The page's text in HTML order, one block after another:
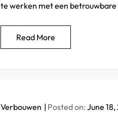
te werken met een
Read More
Verbouwen Posted on:June